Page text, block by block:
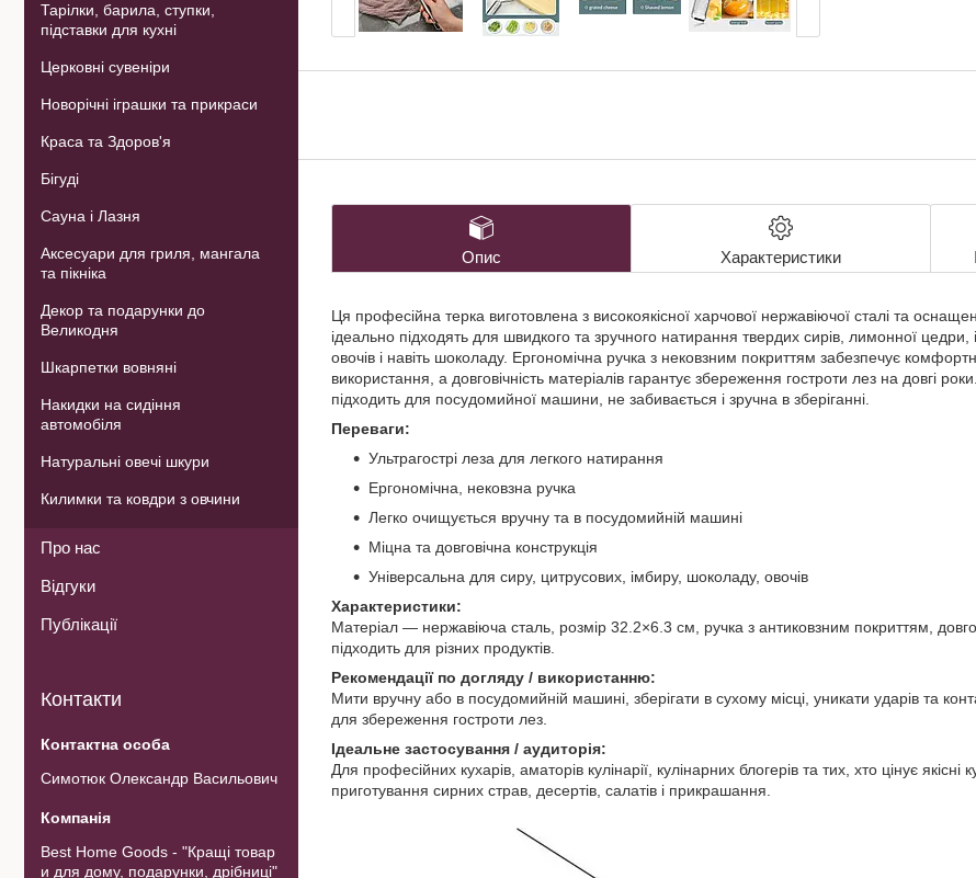
Опис Характеристики
Ця професійна терка виготовлена з високоякісної харчової нержавіючої сталі та
ідеально підходять для швидкого та зручного натирання твердих сирів, лимонної цедри,
овочів і навіть шоколаду. Ергономічна ручка з нековзним покриттям забезпечує
використання, а довговічність матеріалів гарантує збереження гостроти лез на довгі
підходить для посудомийної машини, не забивається і зручна в зберіганні.
Переваги:
Ультрагострі леза для легкого натирання
Ергономічна, нековзна ручка
Легко очищується вручну та в посудомийній машині
Міцна та довговічна конструкція
Універсальна для сиру, цитрусових, імбиру, шоколаду, овочів
Характеристики:
Матеріал — нержавіюча сталь, розмір 32.2×6.3 см, ручка з антиковзним покриттям,
підходить для різних продуктів.
Рекомендації по догляду / використанню:
Мити вручну або в посудомийній машині, зберігати в сухому місці, уникати ударів та
для збереження гостроти лез.
Ідеальне застосування / аудиторія:
Для професійних кухарів, аматорів кулінарії, кулінарних блогерів та тих, хто цінує якісні
приготування сирних страв, десертів, салатів і прикрашання.
Тарілки, барила, ступки,
підставки для кухні
Церковні сувеніри
Новорічні іграшки та прикраси
Краса та Здоров'я
Бігуді
Сауна і Лазня
Аксесуари для гриля, мангала
та пікніка
Декор та подарунки до
Великодня
Шкарпетки вовняні
Накидки на сидіння
автомобіля
Натуральні овечі шкури
Килимки та ковдри з овчини
Про нас
Відгуки
Публікації
Контакти
Симотюк Олександр Васильович
Best Home Goods - "Кращі товар
и для дому, подарунки, дрібниці"